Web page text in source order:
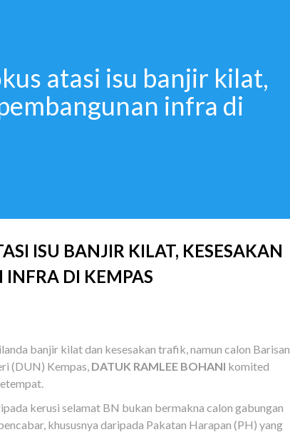
atasi isu banjir kilat,
infra di
ISU BANJIR KILAT, KESESAKAN
DI KEMPAS
banjir kilat dan kesesakan trafik, namun calon Barisan
(DUN) Kempas, DATUK RAMLEE BOHANI komited
kerusi selamat BN bukan bermakna calon gabungan
khususnya daripada Pakatan Harapan (PH) yang